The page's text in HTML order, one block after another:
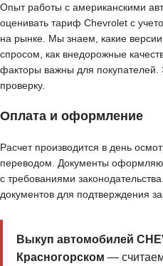
Опыт работы с американскими
оценивать тариф Chevrolet с
на рынке. Мы знаем, какие
спросом, как внедорожные
факторы важны для покупателей.
проверку.
Оплата и оформление
Расчет производится в день
переводом. Документы
с требованиями
документов для подтверждения
Выкуп автомобилей
Красногорском —